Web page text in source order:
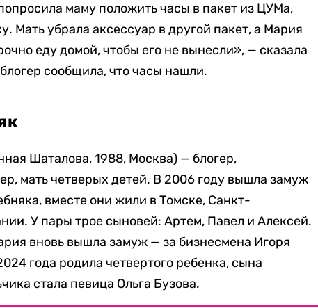
маму положить часы в пакет из ЦУМа,
Мать убрала аксессуар в другой пакет, а Мария
еду домой, чтобы его не вынесли», — сказала
сообщила, что часы нашли.
Шаталова, 1988, Москва) — блогер,
мать четверых детей. В 2006 году вышла замуж
вместе они жили в Томске, Санкт-
У пары трое сыновей: Артем, Павел и Алексей.
вновь вышла замуж — за бизнесмена Игоря
года родила четвертого ребенка, сына
стала певица Ольга Бузова.